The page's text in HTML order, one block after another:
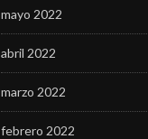
mayo 2022
abril 2022
marzo 2022
febrero 2022